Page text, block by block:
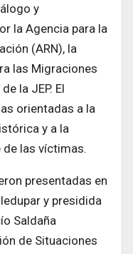
y
la Agencia para la
(ARN), la
las Migraciones
la JEP. El
orientadas a la
y a la
las víctimas.
presentadas en
y presidida
Saldaña
de Situaciones